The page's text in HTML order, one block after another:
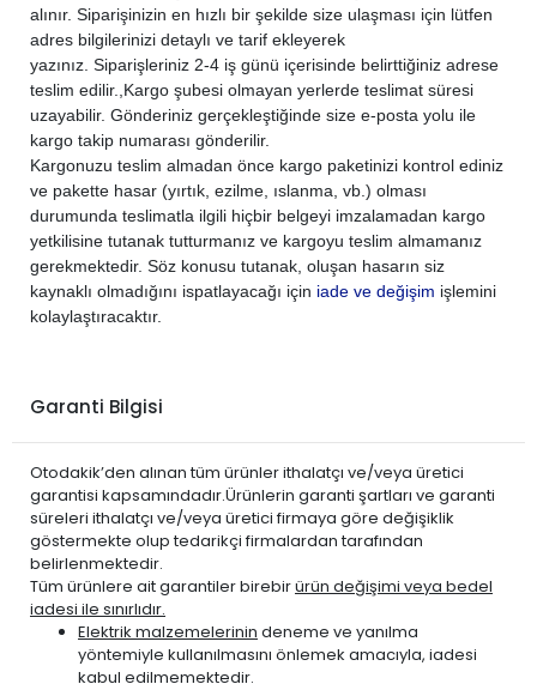
alınır. Siparişinizin en hızlı bir şekilde size ulaşması için lütfen
adres bilgilerinizi detaylı ve tarif ekleyerek
yazınız. Siparişleriniz 2-4 iş günü içerisinde belirttiğiniz adrese
teslim edilir., Kargo şubesi olmayan yerlerde teslimat süresi
uzayabilir. Gönderiniz gerçekleştiğinde size e-posta yolu ile
kargo takip numarası gönderilir.
Kargonuzu teslim almadan önce kargo paketinizi kontrol ediniz
ve pakette hasar (yırtık, ezilme, ıslanma, vb.) olması
durumunda teslimatla ilgili hiçbir belgeyi imzalamadan kargo
yetkilisine tutanak tutturmanız ve kargoyu teslim almamanız
gerekmektedir. Söz konusu tutanak, oluşan hasarın siz
kaynaklı olmadığını ispatlayacağı için iade ve değişim işlemini
kolaylaştıracaktır.
Garanti Bilgisi
Otodakik’den alınan tüm ürünler ithalatçı ve/veya üretici
garantisi kapsamındadır.Ürünlerin garanti şartları ve garanti
süreleri ithalatçı ve/veya üretici firmaya göre değişiklik
göstermekte olup tedarikçi firmalardan tarafından
belirlenmektedir.
Tüm ürünlere ait garantiler birebirürün değişimi veya bedel
iadesi ile sınırlıdır.
Elektrik malzemelerinin deneme ve yanılma
yöntemiyle kullanılmasını önlemek amacıyla, iadesi
kabul edilmemektedir.